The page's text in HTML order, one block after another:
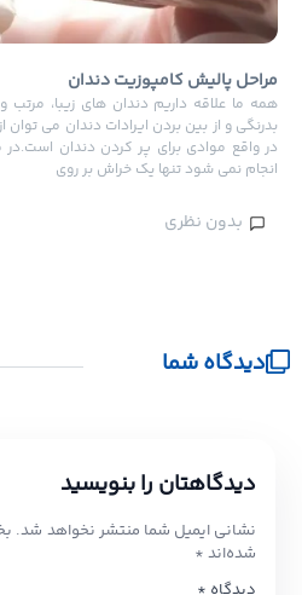
پالیش کامپوزیت دندان
ما علاقه داریم دندان های زیبا، مرتب و
و از بین بردن ایرادات دندان می توان از
واقع موادی برای پر کردن دندان است.در
نمی شود تنها یک خراش بر روی
بدون نظری
دیدگاه شما
دیدگاهتان را بنویسید
نشانی ایمیل شما منتشر نخواهد شد.
شده‌اند*